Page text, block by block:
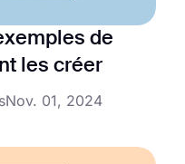
de
les créer
Nov. 01, 2024